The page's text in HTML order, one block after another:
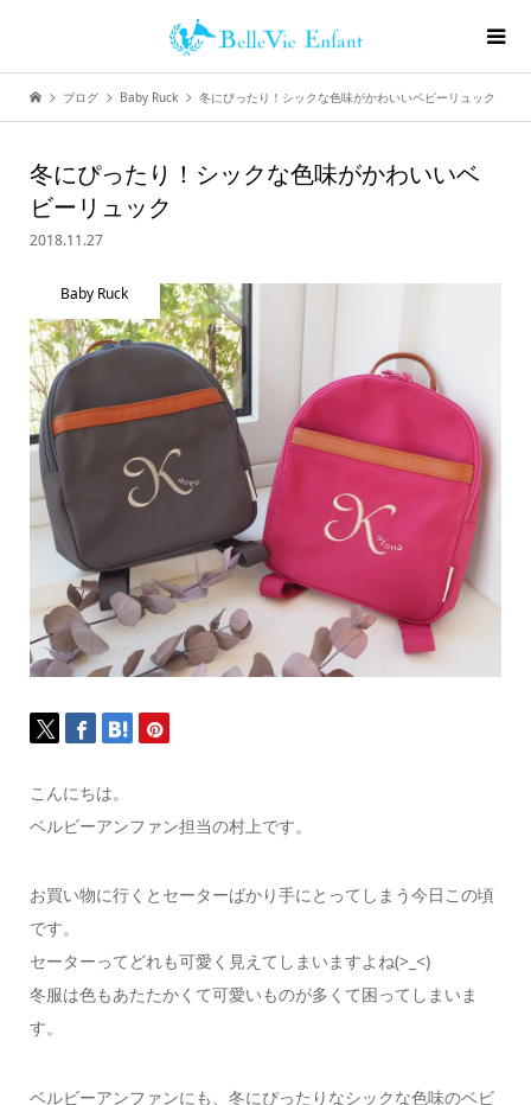
ブログ Baby Ruck 冬にぴったり！シックな色味がかわいいベビーリュック
冬にぴったり！シックな色味がかわいいベ
ビーリュック
2018.11.27
Baby Ruck
こんにちは。
ベルビーアンファン担当の村上です。
お買い物に行くとセーターばかり手にとってしまう今日この頃
です。
セーターってどれも可愛く見えてしまいますよね(>_<)
冬服は色もあたたかくて可愛いものが多くて困ってしまいま
す。
ベルビーアンファンにも、冬にぴったりなシックな色味のベビ